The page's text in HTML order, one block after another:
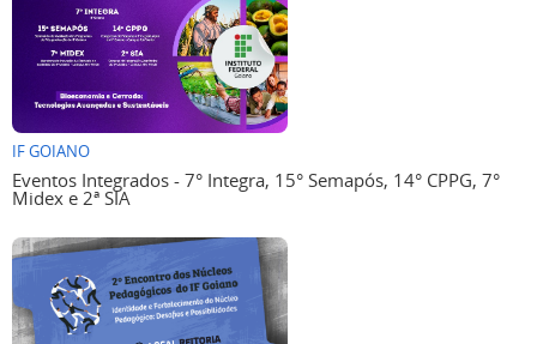
IF GOIANO
Eventos Integrados - 7° Integra, 15° Semapós, 14° CPPG, 7°
Midex e 2ª SIA